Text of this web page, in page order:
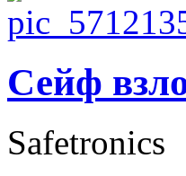
Сейф
Safetronics